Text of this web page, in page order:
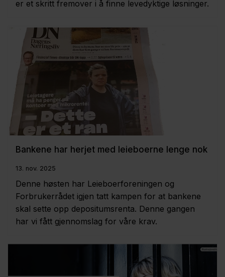
er et skritt fremover i å finne levedyktige løsninger.
Bankene har herjet med leieboerne lenge nok
13. nov. 2025
Denne høsten har Leieboerforeningen og
Forbrukerrådet igjen tatt kampen for at bankene
skal sette opp depositumsrenta. Denne gangen
har vi fått gjennomslag for våre krav.